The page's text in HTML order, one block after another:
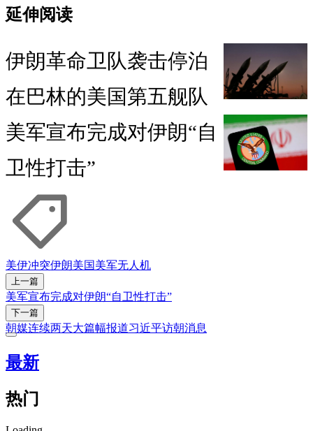
延伸阅读
伊朗革命卫队袭击停泊
在巴林的美国第五舰队
美军宣布完成对伊朗“自
卫性打击”
美伊冲突伊朗美国美军无人机
上一篇
美军宣布完成对伊朗“自卫性打击”
下一篇
朝媒连续两天大篇幅报道习近平访朝消息
最新
热门